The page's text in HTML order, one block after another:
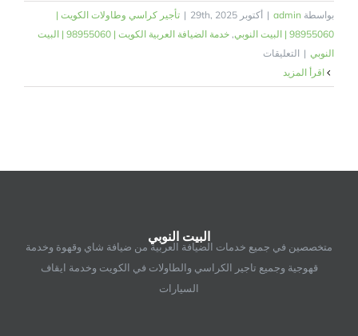
بواسطة admin
| أكتوبر 29th, 2025 | تأجير كراسي وطاولات الكويت |
98955060 | البيت النوبي
,
خدمة الضيافة العربية الكويت | 98955060 | البيت
النوبي | التعليقات
كنفات
98955060
البيت النوبي
متخصصين في جميع خدمات الضيافة العربية من ضيافة شاي وقهوة وخدمة
قهوجية وجميع تاجير الكراسي والطاولات في الكويت وخدمة ايقاف
السيارات